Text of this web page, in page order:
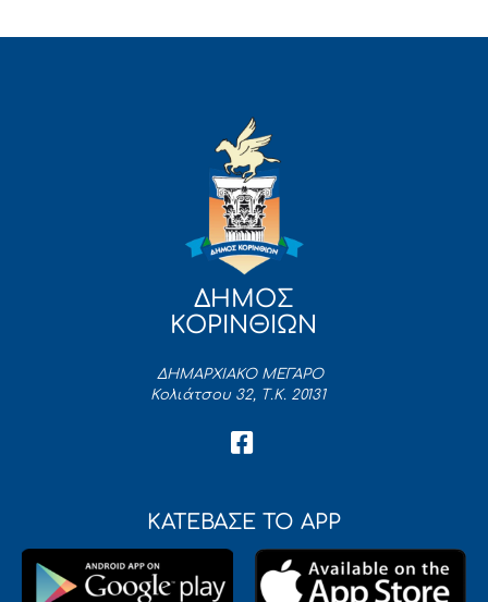
ΔΗΜΟΣ
ΚΟΡΙΝΘΙΩΝ
ΔΗΜΑΡΧΙΑΚΟ ΜΕΓΑΡΟ
Κολιάτσου 32, Τ.Κ. 20131
ΚΑΤΕΒΑΣΕ ΤΟ APP